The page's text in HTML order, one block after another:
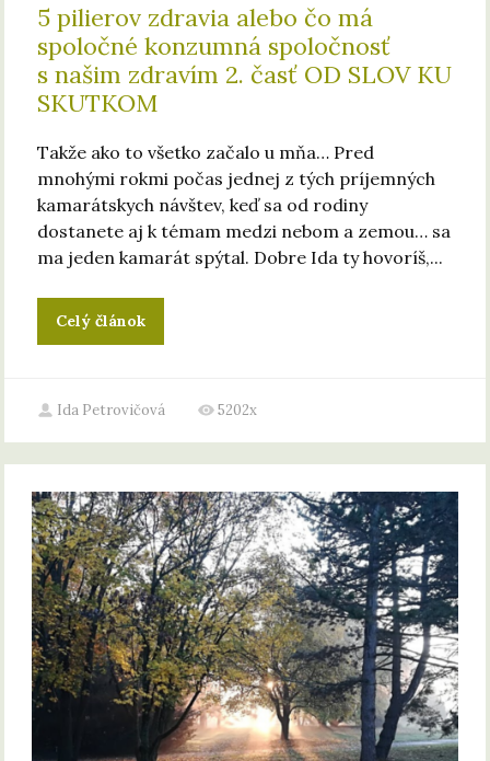
5 pilierov zdravia alebo čo má
spoločné konzumná spoločnosť
s našim zdravím 2. časť OD SLOV KU
SKUTKOM
Takže ako to všetko začalo u mňa… Pred
mnohými rokmi počas jednej z tých príjemných
kamarátskych návštev, keď sa od rodiny
dostanete aj k témam medzi nebom a zemou… sa
ma jeden kamarát spýtal. Dobre Ida ty hovoríš,...
Celý článok
Ida Petrovičová 5202x